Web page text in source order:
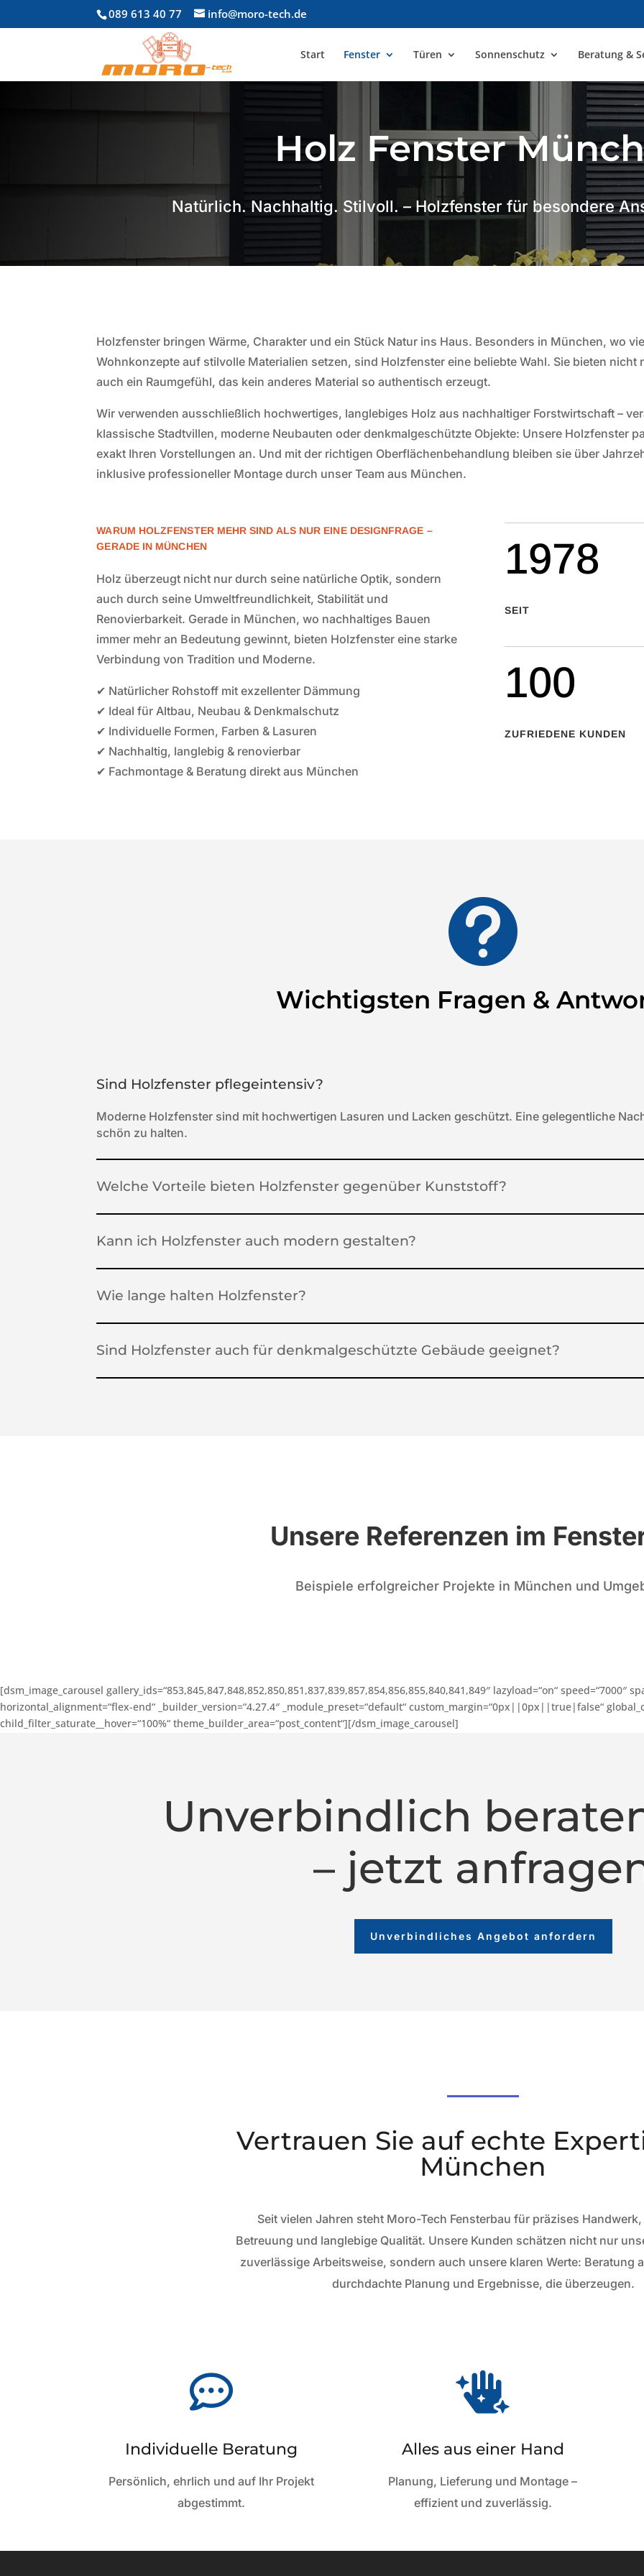
089 613 40 77 info@moro-tech.de
Start Fenster Türen Sonnenschutz Beratung &
Holz Fenster
Natürlich. Nachhaltig. Stilvoll. – Holzfenster für besondere
Holzfenster bringen Wärme, Charakter und ein Stück Natur ins Haus. Besonders in München, wo
Wohnkonzepte auf stilvolle Materialien setzen, sind Holzfenster eine beliebte Wahl. Sie bieten
auch ein Raumgefühl, das kein anderes Material so authentisch erzeugt.
Wir verwenden ausschließlich hochwertiges, langlebiges Holz aus nachhaltiger Forstwirtschaft –
klassische Stadtvillen, moderne Neubauten oder denkmalgeschützte Objekte: Unsere Holzfenster
exakt Ihren Vorstellungen an. Und mit der richtigen Oberflächenbehandlung bleiben sie über
inklusive professioneller Montage durch unser Team aus München.
WARUM HOLZFENSTER MEHR SIND ALS NUR EINE DESIGNFRAGE –
GERADE IN MÜNCHEN
Holz überzeugt nicht nur durch seine natürliche Optik, sondern
auch durch seine Umweltfreundlichkeit, Stabilität und
Renovierbarkeit. Gerade in München, wo nachhaltiges Bauen
immer mehr an Bedeutung gewinnt, bieten Holzfenster eine starke
Verbindung von Tradition und Moderne.
✔ Natürlicher Rohstoff mit exzellenter Dämmung
✔ Ideal für Altbau, Neubau & Denkmalschutz
✔ Individuelle Formen, Farben & Lasuren
✔ Nachhaltig, langlebig & renovierbar
✔ Fachmontage & Beratung direkt aus München
1978
SEIT
100
ZUFRIEDENE KUNDEN

Wichtigsten Fragen &
Sind Holzfenster pflegeintensiv?
Moderne Holzfenster sind mit hochwertigen Lasuren und Lacken geschützt. Eine gelegentliche
schön zu halten.
Welche Vorteile bieten Holzfenster gegenüber Kunststoff?
Kann ich Holzfenster auch modern gestalten?
Wie lange halten Holzfenster?
Sind Holzfenster auch für denkmalgeschützte Gebäude geeignet?
Unsere Referenzen im
Beispiele erfolgreicher Projekte in München und
[dsm_image_carousel gallery_ids=“853,845,847,848,852,850,851,837,839,857,854,856,855,840,841,849″ lazyload=“on“ speed=“7000″
horizontal_alignment=“flex-end“ _builder_version=“4.27.4″ _module_preset=“default“ custom_margin=“0px||0px||true|false“
child_filter_saturate__hover=“100%“ theme_builder_area=“post_content“][/dsm_image_carousel]
Unverbindlich
– jetzt
Unverbindliches Angebot anfordern
Vertrauen Sie auf echte
München
Seit vielen Jahren steht Moro-Tech Fensterbau für präzises
Betreuung und langlebige Qualität. Unsere Kunden schätzen nicht nur
zuverlässige Arbeitsweise, sondern auch unsere klaren Werte: Beratung
durchdachte Planung und Ergebnisse, die überzeugen.

Individuelle Beratung
Persönlich, ehrlich und auf Ihr Projekt
abgestimmt.

Alles aus einer Hand
Planung, Lieferung und Montage –
effizient und zuverlässig.